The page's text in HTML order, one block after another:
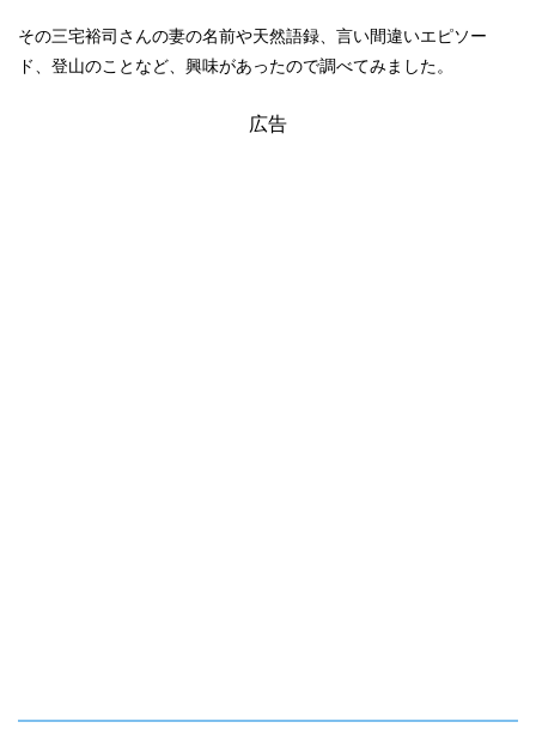
その三宅裕司さんの妻の名前や天然語録、言い間違いエピソー
ド、登山のことなど、興味があったので調べてみました。
広告